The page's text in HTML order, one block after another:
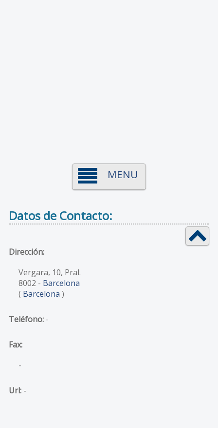
MENU
Datos de Contacto:
Dirección:
Vergara, 10, Pral.
8002 - Barcelona
( Barcelona )
Teléfono:-
Fax:
-
Url:-